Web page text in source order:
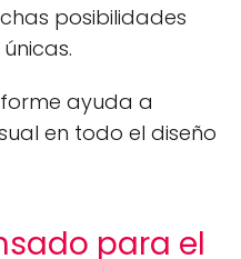
posibilidades
ayuda a
en todo el diseño
para el